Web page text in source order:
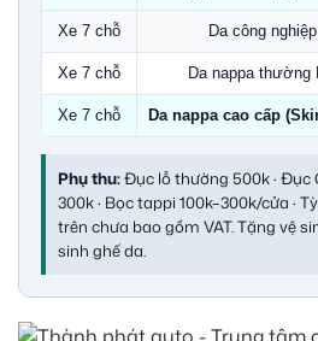
Xe 7 chỗ Da công nghiệp
Xe 7 chỗ Da nappa thường
Xe 7 chỗ Da nappa cao cấp
Phụ thu:Đục lỗ thường 500k · Đục
300k · Bọc tappi 100k–300k/cửa ·
trên chưa bao gồm VAT. Tặng vệ
sinh ghế da.